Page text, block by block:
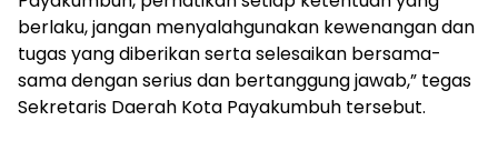
berlaku, jangan menyalahgunakan kewenangan dan
tugas yang diberikan serta selesaikan bersama-
sama dengan serius dan bertanggung jawab,” tegas
Sekretaris Daerah Kota Payakumbuh tersebut.